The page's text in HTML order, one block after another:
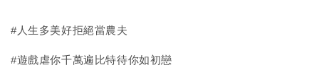
#人生多美好拒絕當農夫
#遊戲虐你千萬遍比特待你如初戀